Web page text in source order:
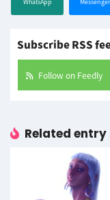
WhatsApp Messenger
Subscribe RSS
Follow on Feedly
Related entry